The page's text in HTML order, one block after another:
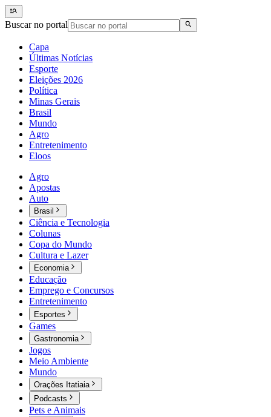
Buscar no portal
Capa
Últimas Notícias
Esporte
Eleições 2026
Política
Minas Gerais
Brasil
Mundo
Agro
Entretenimento
Eloos
Agro
Apostas
Auto
Brasil
Ciência e Tecnologia
Colunas
Copa do Mundo
Cultura e Lazer
Economia
Educação
Emprego e Concursos
Entretenimento
Esportes
Games
Gastronomia
Jogos
Meio Ambiente
Mundo
Orações Itatiaia
Podcasts
Pets e Animais